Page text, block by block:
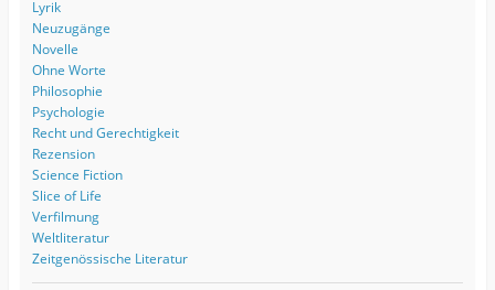
Lyrik
Neuzugänge
Novelle
Ohne Worte
Philosophie
Psychologie
Recht und Gerechtigkeit
Rezension
Science Fiction
Slice of Life
Verfilmung
Weltliteratur
Zeitgenössische Literatur